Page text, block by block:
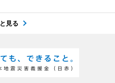
見る